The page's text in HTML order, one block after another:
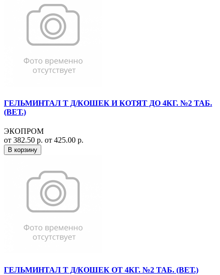
ГЕЛЬМИНТАЛ Т Д/КОШЕК И КОТЯТ ДО 4КГ. №2 ТАБ.
(ВЕТ.)
ЭКОПРОМ
от 382.50 р. от 425.00 р.
В корзину
ГЕЛЬМИНТАЛ Т Д/КОШЕК ОТ 4КГ. №2 ТАБ. (ВЕТ.)